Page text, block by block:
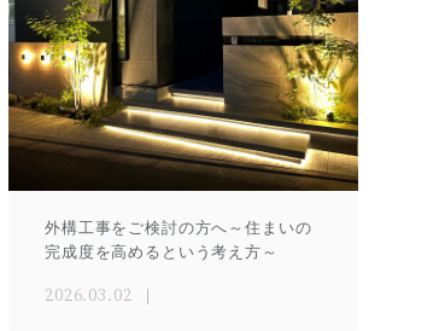
外構工事をご検討の方へ～住まいの
完成度を高めるという考え方～
2026.03.02